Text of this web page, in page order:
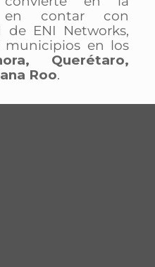
en contar con
ENI Networks,
municipios en los
Querétaro,
Roo.